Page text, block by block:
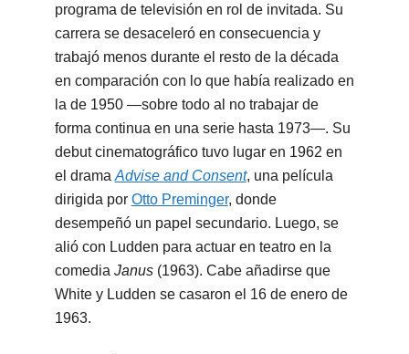
programa de televisión en rol de invitada. Su
carrera se desaceleró en consecuencia y
trabajó menos durante el resto de la década
en comparación con lo que había realizado en
la de 1950 —sobre todo al no trabajar de
forma continua en una serie hasta 1973—. Su
debut cinematográfico tuvo lugar en 1962 en
el drama Advise and Consent, una película
dirigida por Otto Preminger, donde
desempeñó un papel secundario. Luego, se
alió con Ludden para actuar en teatro en la
comedia Janus(1963). Cabe añadirse que
White y Ludden se casaron el 16 de enero de
1963.